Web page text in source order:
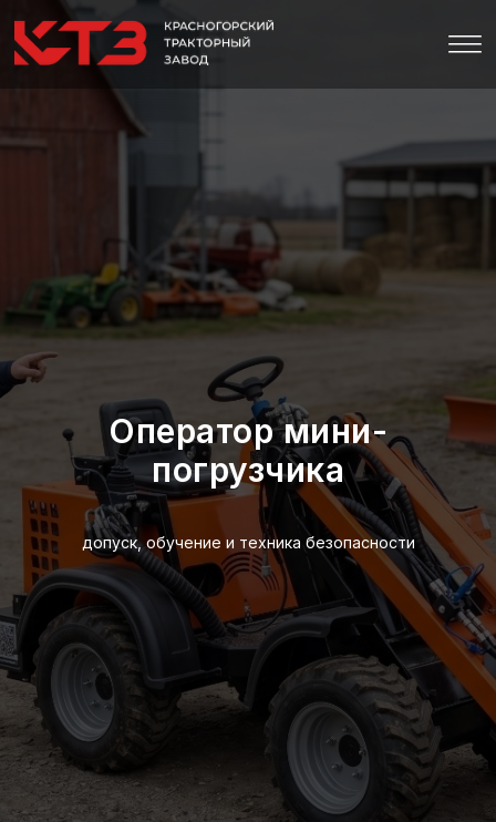
Оператор мини-
погрузчика
допуск, обучение и техника безопасности